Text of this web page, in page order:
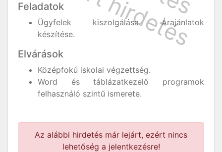
Feladatok
Ügyfelek kiszolgálása. Árajánlatok
készítése.
Elvárások
Középfokú iskolai végzettség.
Word és táblázatkezelő programok
felhasználó szintű ismerete.
Az alábbi hirdetés már lejárt, ezért nincs
lehetőség a jelentkezésre!